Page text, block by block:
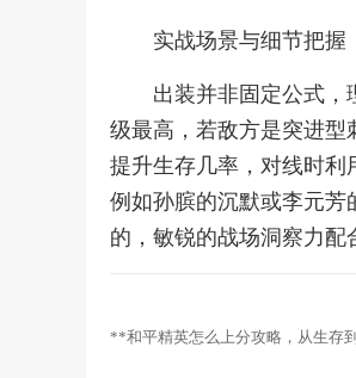
实战场景与细节把握
出装并非固定公式，
级最高，若敌方是突进型
提升生存几率，对线时利
例如孙膑的沉默或李元芳
的，敏锐的战场洞察力配
**和平精英怎么上分攻略，从生存